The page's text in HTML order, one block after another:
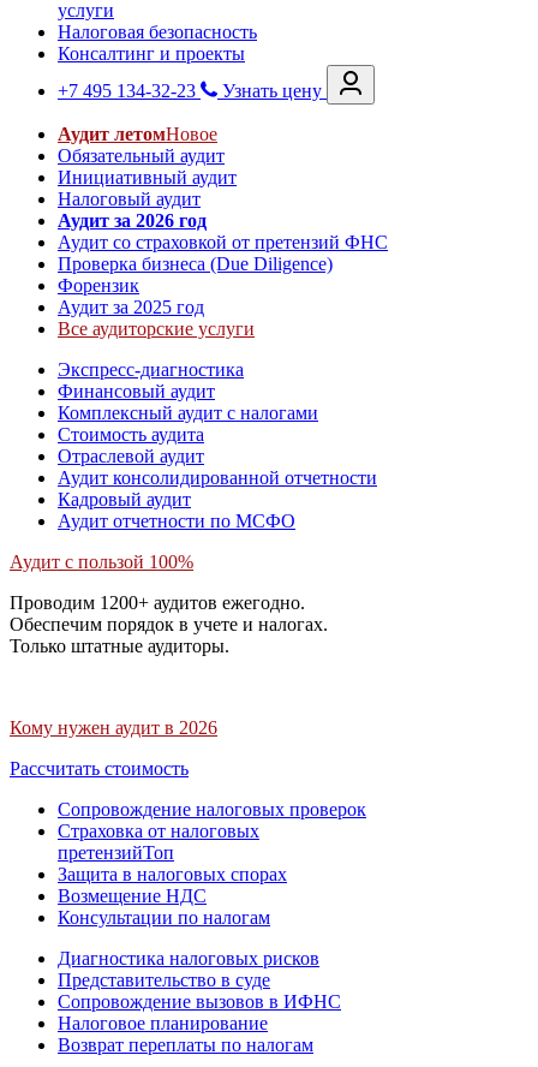
услуги
Налоговая безопасность
Консалтинг и проекты
+7 495 134-32-23
Узнать цену
Аудит летомНовое
Обязательный аудит
Инициативный аудит
Налоговый аудит
Аудит за 2026 год
Аудит со страховкой от претензий ФНС
Проверка бизнеса (Due Diligence)
Форензик
Аудит за 2025 год
Все аудиторские услуги
Экспресс-диагностика
Финансовый аудит
Комплексный аудит с налогами
Стоимость аудита
Отраслевой аудит
Аудит консолидированной отчетности
Кадровый аудит
Аудит отчетности по МСФО
Аудит с пользой 100%
Проводим 1200+ аудитов ежегодно.
Обеспечим порядок в учете и налогах.
Только штатные аудиторы.
Кому нужен аудит в 2026
Рассчитать стоимость
Сопровождение налоговых проверок
Страховка от налоговых
претензийТоп
Защита в налоговых спорах
Возмещение НДС
Консультации по налогам
Диагностика налоговых рисков
Представительство в суде
Сопровождение вызовов в ИФНС
Налоговое планирование
Возврат переплаты по налогам